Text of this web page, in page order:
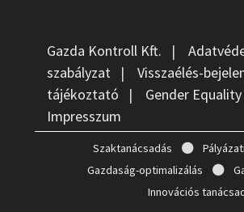
Gazda Kontroll Kft. |
szabályzat| Visszaélés-
tájékoztató | Gender
Impresszum
Szaktanácsadás
Gazdaság-optimalizálás
Innovációs